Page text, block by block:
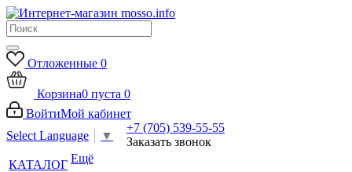
Отложенные 0
Корзина0 пуста 0
ВойтиМой кабинет
Select Language
▼
+7 (705) 539-55-55
Заказать звонок
КАТАЛОГ Ещё